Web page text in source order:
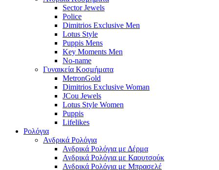
Sector Jewels
Police
Dimitrios Exclusive Men
Lotus Style
Puppis Mens
Key Moments Men
No-name
Γυναικεία Κοσμήματα
MetronGold
Dimitrios Exclusive Woman
JCou Jewels
Lotus Style Women
Puppis
Lifelikes
Ρολόγια
Ανδρικά Ρολόγια
Ανδρικά Ρολόγια με Δέρμα
Ανδρικά Ρολόγια με Καουτσούκ
Ανδρικά Ρολόγια με Μπρασελέ